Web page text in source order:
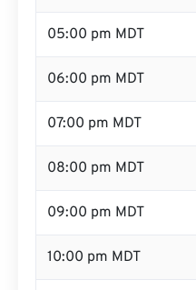
05:00 pm MDT
06:00 pm MDT
07:00 pm MDT
08:00 pm MDT
09:00 pm MDT
10:00 pm MDT